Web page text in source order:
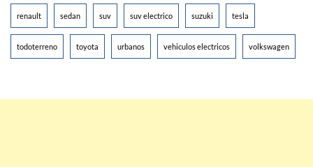
renault sedan suv suv electrico suzuki tesla
todoterreno toyota urbanos vehiculos electricos volkswagen